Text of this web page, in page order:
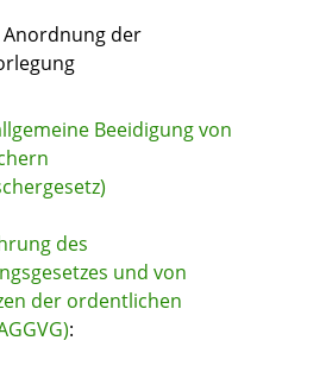
Anordnung der
Beeidigung von
des
und von
der ordentlichen
: